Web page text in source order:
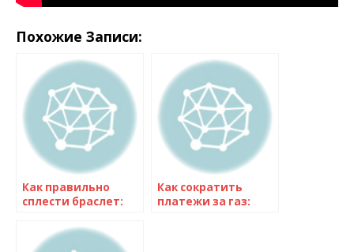
Похожие Записи:
Как правильно
сплести браслет:
инструкция для
начинающих
Как сократить
платежи за газ: